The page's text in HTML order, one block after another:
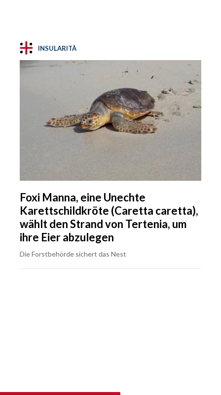
INSULARITÀ
Foxi Manna, eine Unechte
Karettschildkröte (Caretta caretta),
wählt den Strand von Tertenia, um
ihre Eier abzulegen
Die Forstbehörde sichert das Nest